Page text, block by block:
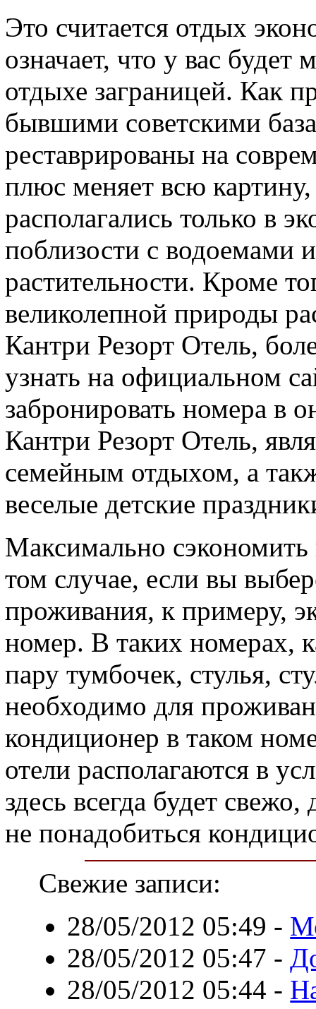
Это считается отдых
означает, что у вас
отдыхе заграницей. Как
бывшими советскими
реставрированы на
плюс меняет всю картину,
располагались только в
поблизости с водоемами
растительности. Кроме
великолепной природы
Кантри Резорт Отель,
узнать на официальном
забронировать номера в
Кантри Резорт Отель,
семейным отдыхом, а
веселые детские
Максимально сэкономить
том случае, если вы
проживания, к примеру,
номер. В таких номерах,
пару тумбочек, стулья,
необходимо для
кондиционер в таком
отели располагаются в
здесь всегда будет
не понадобиться
Свежие записи:
28/05/2012 05:49 -
28/05/2012 05:47 -
28/05/2012 05:44 -